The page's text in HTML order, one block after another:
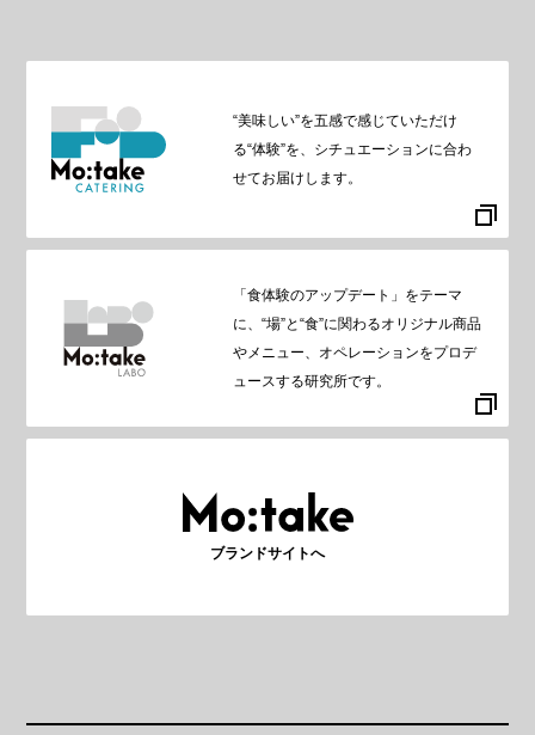
“美味しい”を五感で感じていただけ
る“体験”を、シチュエーションに合わ
せてお届けします。
「食体験のアップデート」をテーマ
に、“場”と“食”に関わるオリジナル商品
やメニュー、オペレーションをプロデ
ュースする研究所です。
ブランドサイトへ